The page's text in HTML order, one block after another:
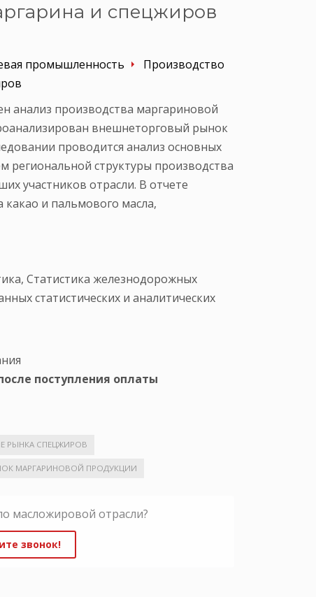
и спецжиров
промышленность
Производство
анализ производства маргариновой
внешнеторговый рынок
проводится анализ основных
региональной структуры производства
участников отрасли. В отчете
и пальмового масла,
Статистика железнодорожных
статистических и аналитических
поступления оплаты
РЫНКА СПЕЦЖИРОВ
МАРГАРИНОВОЙ ПРОДУКЦИИ
масложировой отрасли?
звонок!